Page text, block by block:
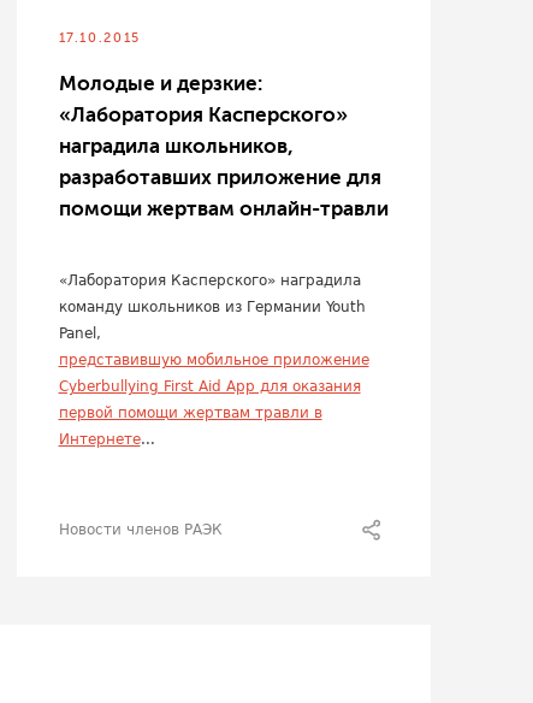
17.10.2015
Молодые и дерзкие:
«Лаборатория Касперского»
наградила школьников,
разработавших приложение для
помощи жертвам онлайн-травли
«Лаборатория Касперского» наградила
команду школьников из Германии Youth
Panel,
представившую мобильное приложение
Cyberbullying First Aid App для оказания
первой помощи жертвам травли в
Интернете...
Новости членов РАЭК